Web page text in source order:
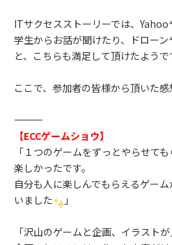
ITサクセスストーリーでは、
学生からお話が聞けたり、ドロー
と、こちらも満足して頂けたようで
ここで、参加者の皆様から頂いた
――――――――――――――――
【ECCゲームショウ】
「１つのゲームをずっとやらせて
楽しかったです。
自分も人に楽しんでもらえるゲー
いました
」
「沢山のゲームと企画、イラスト